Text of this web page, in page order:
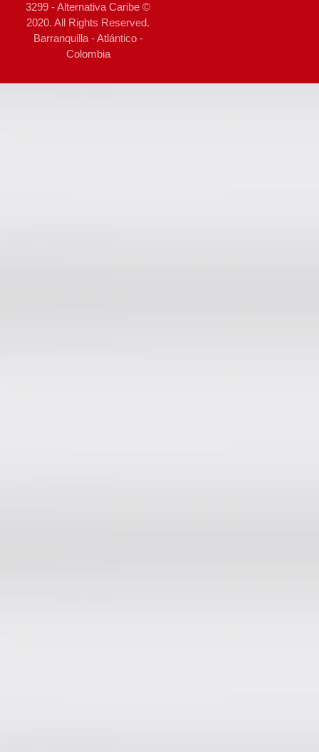
3299 - Alternativa Caribe ©
2020. All Rights Reserved.
Barranquilla - Atlántico -
Colombia